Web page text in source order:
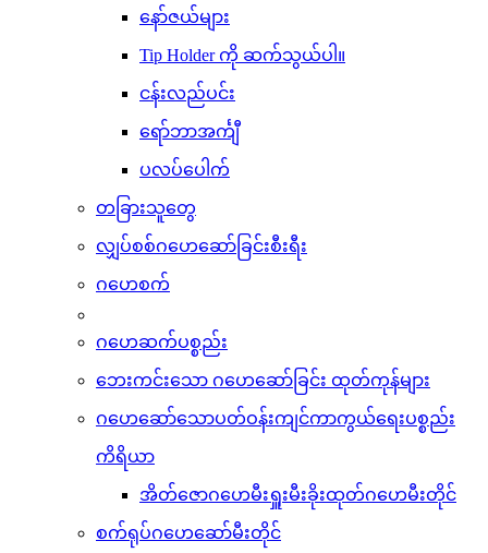
နော်ဇယ်များ
Tip Holder ကို ဆက်သွယ်ပါ။
ငန်းလည်ပင်း
ရော်ဘာအင်္ကျီ
ပလပ်ပေါက်
တခြားသူတွေ
လျှပ်စစ်ဂဟေဆော်ခြင်းစီးရီး
ဂဟေစက်
ဂဟေဆက်ပစ္စည်း
ဘေးကင်းသော ဂဟေဆော်ခြင်း ထုတ်ကုန်များ
ဂဟေဆော်သောပတ်ဝန်းကျင်ကာကွယ်ရေးပစ္စည်း
ကိရိယာ
အိတ်ဇောဂဟေမီးရှူးမီးခိုးထုတ်ဂဟေမီးတိုင်
စက်ရုပ်ဂဟေဆော်မီးတိုင်